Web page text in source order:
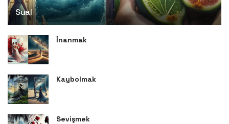
Sual
İnanmak
Kaybolmak
Sevişmek